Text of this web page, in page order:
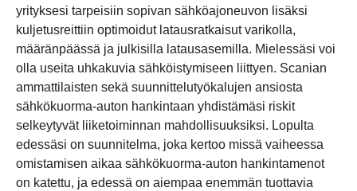
yrityksesi tarpeisiin sopivan sähköajoneuvon lisäksi
kuljetusreittiin optimoidut latausratkaisut varikolla,
määränpäässä ja julkisilla latausasemilla. Mielessäsi voi
olla useita uhkakuvia sähköistymiseen liittyen. Scanian
ammattilaisten sekä suunnittelutyökalujen ansiosta
sähkökuorma-auton hankintaan yhdistämäsi riskit
selkeytyvät liiketoiminnan mahdollisuuksiksi. Lopulta
edessäsi on suunnitelma, joka kertoo missä vaiheessa
omistamisen aikaa sähkökuorma-auton hankintamenot
on katettu, ja edessä on aiempaa enemmän tuottavia